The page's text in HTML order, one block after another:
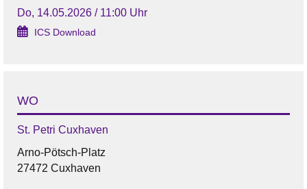
Do, 14.05.2026 / 11:00 Uhr
ICS Download
WO
St. Petri Cuxhaven
Arno-Pötsch-Platz
27472 Cuxhaven